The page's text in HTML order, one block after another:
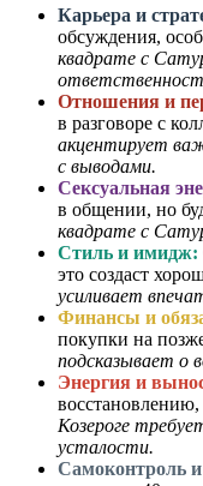
Карьера и
обсуждения,
квадрате с
Отношения и
в разговоре с
акцентирует
с выводами.
Сексуальная
в общении, но
квадрате с
Стиль и имидж:
это создаст
усиливает
Финансы и
покупки на
подсказывает о
Энергия и
Козероге
усталости.
Самоконтроль